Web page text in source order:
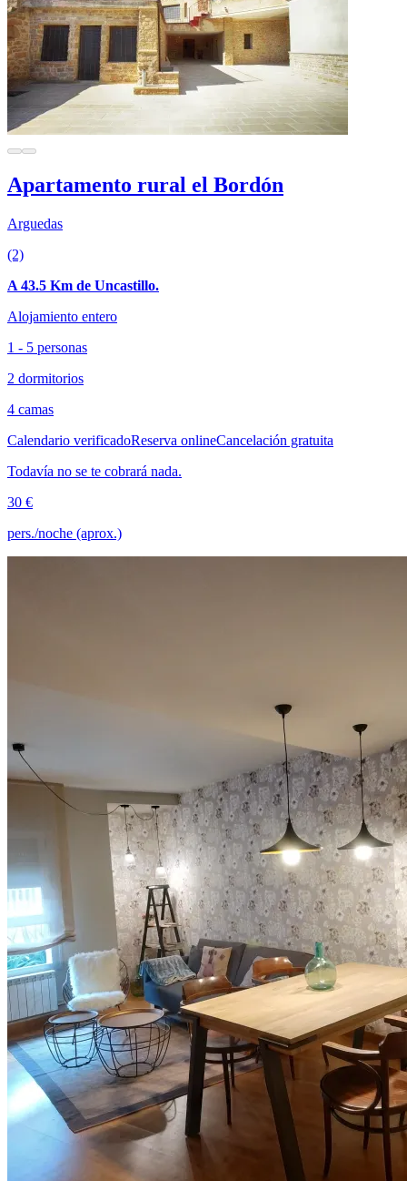
Apartamento rural el Bordón
Arguedas
(2)
A 43.5 Km de Uncastillo.
Alojamiento entero
1 - 5 personas
2 dormitorios
4 camas
Calendario verificadoReserva onlineCancelación gratuita
Todavía no se te cobrará nada.
30 €
pers./noche (aprox.)